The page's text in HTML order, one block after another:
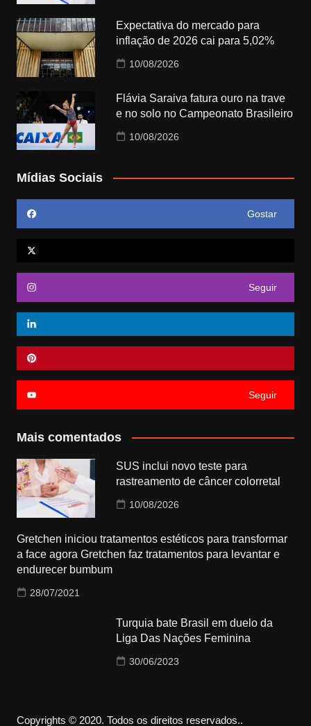
Expectativa do mercado para
inflação de 2026 cai para 5,02%
10/08/2026
Flávia Saraiva fatura ouro na trave
e no solo no Campeonato Brasileiro
10/08/2026
Mídias Sociais
Gostar
Seguir
Seguir
Mais comentados
SUS inclui novo teste para
rastreamento de câncer colorretal
10/08/2026
Gretchen iniciou tratamentos estéticos para transformar
a face agora Gretchen faz tratamentos para levantar e
endurecer bumbum
28/07/2021
Turquia bate Brasil em duelo da
Liga Das Nações Feminina
30/06/2023
Copyrights © 2020. Todos os direitos reservados..